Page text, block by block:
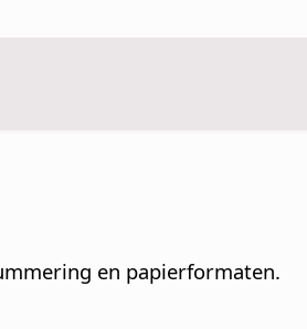
en papierformaten.